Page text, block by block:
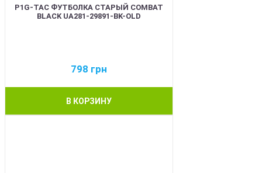
P1G-TAC ФУТБОЛКА СТАРЫЙ COMBAT
BLACK UA281-29891-BK-OLD
798 грн
В КОРЗИНУ